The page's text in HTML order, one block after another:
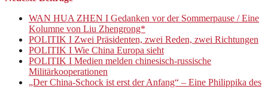
WAN HUA ZHEN I Gedanken vor der Sommerpause / Eine
Kolumne von Liu Zhengrong*
POLITIK I Zwei Präsidenten, zwei Reden, zwei Richtungen
POLITIK I Wie China Europa sieht
POLITIK I Medien melden chinesisch-russische
Militärkooperationen
„Der China-Schock ist erst der Anfang“ – Eine Philippika des